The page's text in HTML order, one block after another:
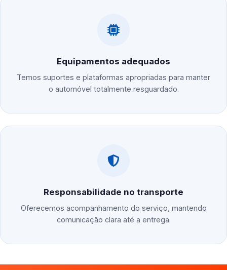
Equipamentos adequados
Temos suportes e plataformas apropriadas para manter
o automóvel totalmente resguardado.
Responsabilidade no transporte
Oferecemos acompanhamento do serviço, mantendo
comunicação clara até a entrega.